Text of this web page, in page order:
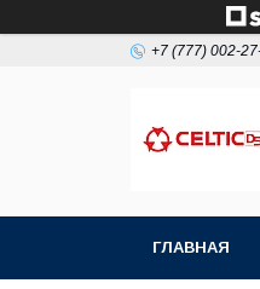
+7 (777) 002-
ГЛАВНАЯ